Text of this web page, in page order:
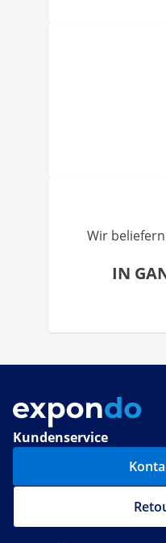
Wir
IN
Kundenservice